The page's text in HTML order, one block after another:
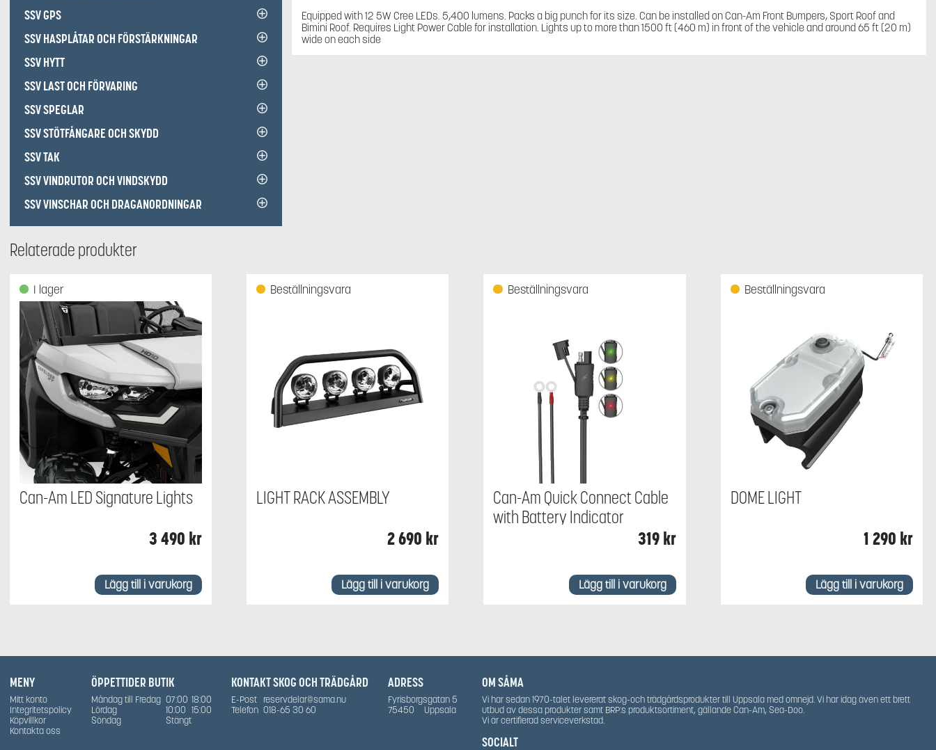
SSV GPS
SSV HASPLÅTAR OCH FÖRSTÄRKNINGAR
SSV HYTT
SSV LAST OCH FÖRVARING
SSV SPEGLAR
SSV STÖTFÅNGARE OCH SKYDD
SSV TAK
SSV VINDRUTOR OCH VINDSKYDD
SSV VINSCHAR OCH DRAGANORDNINGAR
Equipped with 12 5W Cree LEDs. 5,400 lumens. Packs a big punch for its size. Can be installed on Can-Am Front Bumpers, Sport Roof and
Bimini Roof. Requires Light Power Cable for installation. Lights up to more than 1500 ft (460 m) in front of the vehicle and around 65 ft (20 m)
wide on each side
Relaterade produkter
Can-Am LED Signature Lights
3 490 kr
I lager
Lägg till i varukorg
LIGHT RACK ASSEMBLY
2 690 kr
Beställningsvara
Lägg till i varukorg
Can-Am Quick Connect Cable
with Battery Indicator
319kr
Beställningsvara
Lägg till i varukorg
DOME LIGHT
1 290 kr
Beställningsvara
Lägg till i varukorg
MENY
Mitt konto
Integritetspolicy
Köpvillkor
Kontakta oss
ÖPPETTIDER BUTIK
Måndag till Fredag 07:00 18:00
Lördag
10:00 15:00
Söndag
Stängt
ADRESS
Fyrisborgsgatan 5
75450
Uppsala
KONTAKT SKOG OCH TRÄDGÅRD
E-Post reservdelar@sama.nu
Telefon 018-65 30 60
OM SÅMA
Vi har sedan 1970-talet levererat skog-och trädgårdsprodukter till Uppsala med omnejd. Vi har idag även ett brett
utbud av dessa produkter samt BRP:s produktsortiment, gällande Can-Am, Sea-Doo.
Vi är certifierad serviceverkstad.
SOCIALT